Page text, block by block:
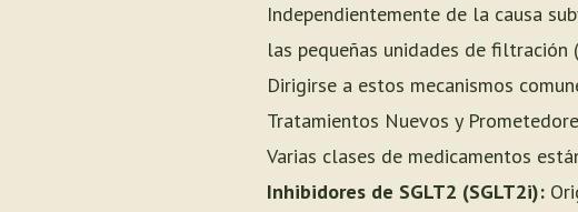
Independientemente de la causa
las pequeñas unidades de
Dirigirse a estos mecanismos
Tratamientos Nuevos y
Varias clases de medicamentos
Inhibidores de SGLT2 (SGLT2i):